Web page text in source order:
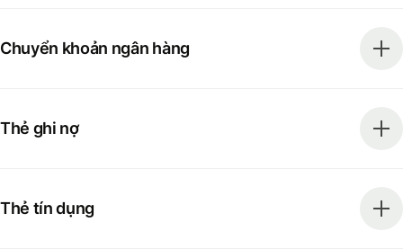
Chuyển khoản ngân hàng
Thẻ ghi nợ
Thẻ tín dụng